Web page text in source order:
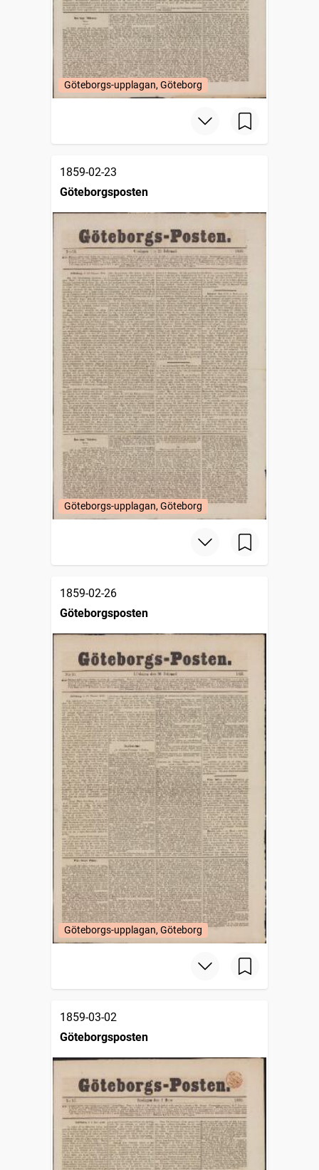
Göteborgs-upplagan, Göteborg
1859-02-23
Göteborgsposten
Göteborgs-upplagan, Göteborg
1859-02-26
Göteborgsposten
Göteborgs-upplagan, Göteborg
1859-03-02
Göteborgsposten